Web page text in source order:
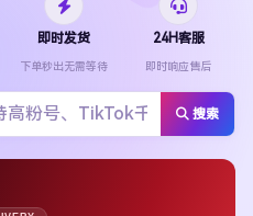
即时发货
下单秒出无需等待
24H客服
即时响应售后
搜索